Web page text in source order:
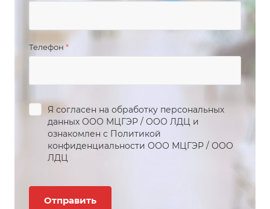
Телефон*
Я согласен на обработку персональных
данных ООО МЦГЭР / ООО ЛДЦ и
ознакомлен с Политикой
конфиденциальности ООО МЦГЭР / ООО
ЛДЦ